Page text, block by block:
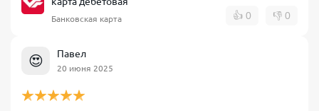
Банковская карта 👍 0 👎 0
😍 Павел
20 июня 2025